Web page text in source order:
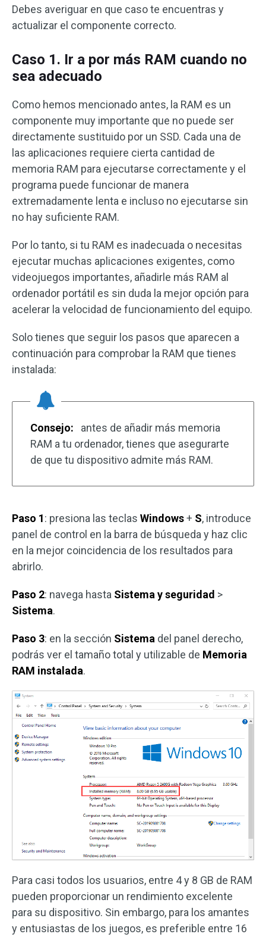
Debes averiguar en que caso te encuentras y
actualizar el componente correcto.
Caso 1. Ir a por más RAM cuando no
sea adecuado
Como hemos mencionado antes, la RAM es un
componente muy importante que no puede ser
directamente sustituido por un SSD. Cada una de
las aplicaciones requiere cierta cantidad de
memoria RAM para ejecutarse correctamente y el
programa puede funcionar de manera
extremadamente lenta e incluso no ejecutarse sin
no hay suficiente RAM.
Por lo tanto, si tu RAM es inadecuada o necesitas
ejecutar muchas aplicaciones exigentes, como
videojuegos importantes, añadirle más RAM al
ordenador portátil es sin duda la mejor opción para
acelerar la velocidad de funcionamiento del equipo.
Solo tienes que seguir los pasos que aparecen a
continuación para comprobar la RAM que tienes
instalada:
Consejo:
antes de añadir más memoria
RAM a tu ordenador, tienes que asegurarte
de que tu dispositivo admite más RAM.
Paso 1: presiona las teclas Windows+ S, introduce
panel de control en la barra de búsqueda y haz clic
en la mejor coincidencia de los resultados para
abrirlo.
Paso 2: navega hasta Sistema y seguridad >
Sistema.
Paso 3: en la sección Sistema del panel derecho,
podrás ver el tamaño total y utilizable de Memoria
RAM instalada.
Para casi todos los usuarios, entre 4 y 8 GB de RAM
pueden proporcionar un rendimiento excelente
para su dispositivo. Sin embargo, para los amantes
y entusiastas de los juegos, es preferible entre 16